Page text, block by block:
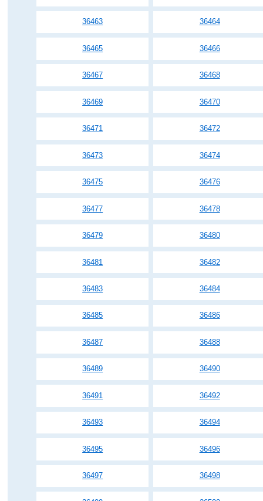
36463 36464
36465 36466
36467 36468
36469 36470
36471 36472
36473 36474
36475 36476
36477 36478
36479 36480
36481 36482
36483 36484
36485 36486
36487 36488
36489 36490
36491 36492
36493 36494
36495 36496
36497 36498